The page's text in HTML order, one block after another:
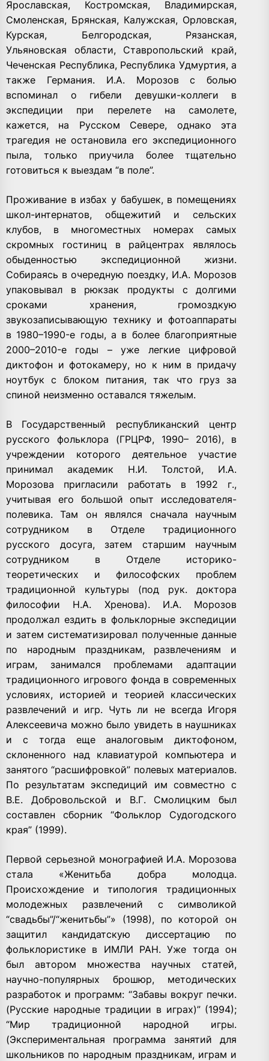
Ярославская, Костромская, Владимирская,
Смоленская, Брянская, Калужская, Орловская,
Курская, Белгородская, Рязанская,
Ульяновская области, Ставропольский край,
Чеченская Республика, Республика Удмуртия, а
также Германия. И.А. Морозов с болью
вспоминал о гибели девушки-коллеги в
экспедиции при перелете на самолете,
кажется, на Русском Севере, однако эта
трагедия не остановила его экспедиционного
пыла, только приучила более тщательно
готовиться к выездам “в поле”.
Проживание в избах у бабушек, в помещениях
школ-интернатов, общежитий и сельских
клубов, в многоместных номерах самых
скромных гостиниц в райцентрах являлось
обыденностью экспедиционной жизни.
Собираясь в очередную поездку, И.А. Морозов
упаковывал в рюкзак продукты с долгими
сроками хранения, громоздкую
звукозаписывающую технику и фотоаппараты
в 1980–1990-е годы, а в более благоприятные
2000–2010-е годы – уже легкие цифровой
диктофон и фотокамеру, но к ним в придачу
ноутбук с блоком питания, так что груз за
спиной неизменно оставался тяжелым.
В Государственный республиканский центр
русского фольклора (ГРЦРФ, 1990– 2016), в
учреждении которого деятельное участие
принимал академик Н.И. Толстой, И.А.
Морозова пригласили работать в 1992 г.,
учитывая его большой опыт исследователя-
полевика. Там он являлся сначала научным
сотрудником в Отделе традиционного
русского досуга, затем старшим научным
сотрудником в Отделе историко-
теоретических и философских проблем
традиционной культуры (под рук. доктора
философии Н.А. Хренова). И.А. Морозов
продолжал ездить в фольклорные экспедиции
и затем систематизировал полученные данные
по народным праздникам, развлечениям и
играм, занимался проблемами адаптации
традиционного игрового фонда в современных
условиях, историей и теорией классических
развлечений и игр. Чуть ли не всегда Игоря
Алексеевича можно было увидеть в наушниках
и с тогда еще аналоговым диктофоном,
склоненного над клавиатурой компьютера и
занятого “расшифровкой” полевых материалов.
По результатам экспедиций им совместно с
В.Е. Добровольской и В.Г. Смолицким был
составлен сборник “Фольклор Судогодского
края” (1999).
Первой серьезной монографией И.А. Морозова
стала «Женитьба добра молодца.
Происхождение и типология традиционных
молодежных развлечений с символикой
“свадьбы”/“женитьбы”» (1998), по которой он
защитил кандидатскую диссертацию по
фольклористике в ИМЛИ РАН. Уже тогда он
был автором множества научных статей,
научно-популярных брошюр, методических
разработок и программ: “Забавы вокруг печки.
(Русские народные традиции в играх)” (1994);
“Мир традиционной народной игры.
(Экспериментальная программа занятий для
школьников по народным праздникам, играм и